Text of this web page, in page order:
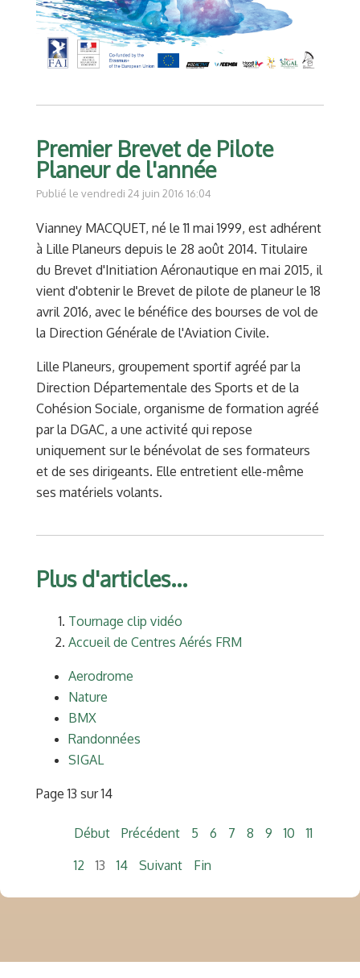
Premier Brevet de Pilote
Planeur de l'année
Publié le vendredi 24 juin 2016 16:04
Vianney MACQUET, né le 11 mai 1999, est adhérent
à Lille Planeurs depuis le 28 août 2014. Titulaire
du Brevet d'Initiation Aéronautique en mai 2015, il
vient d'obtenir le Brevet de pilote de planeur le 18
avril 2016, avec le bénéfice des bourses de vol de
la Direction Générale de l'Aviation Civile.
Lille Planeurs, groupement sportif agréé par la
Direction Départementale des Sports et de la
Cohésion Sociale, organisme de formation agréé
par la DGAC, a une activité qui repose
uniquement sur le bénévolat de ses formateurs
et de ses dirigeants. Elle entretient elle-même
ses matériels volants.
Plus d'articles...
Tournage clip vidéo
Accueil de Centres Aérés FRM
Aerodrome
Nature
BMX
Randonnées
SIGAL
Page 13 sur 14
Début Précédent 5 6 7 8 9 10
11
12
13 14 Suivant Fin